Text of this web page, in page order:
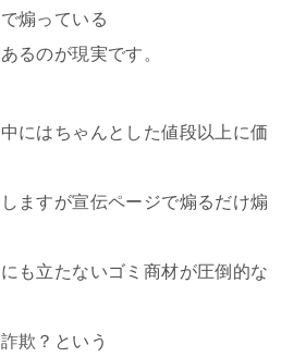
煽っている
るのが現実です。
にはちゃんとした値段以上に価
ますが宣伝ページで煽るだけ煽
も立たないゴミ商材が圧倒的な
欺？という